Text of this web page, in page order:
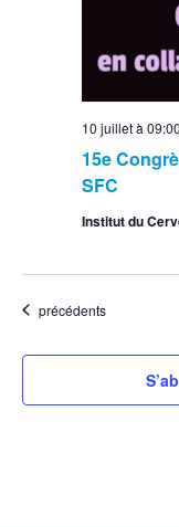
15e
SFC
10 juillet à 09:00
Institut du
Événements
précédents